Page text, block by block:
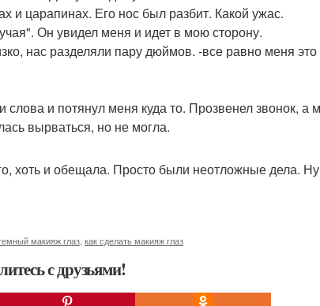
и царапинах. Его нос был разбит. Какой ужас.
Он увидел меня и идет в мою сторону.
нас разделяли пару дюймов. -все равно меня это
слова и потянул меня куда то. Прозвенел звонок,
вырваться, но не могла.
хоть и обещала. Просто были неотложные дела.
макияж глаз как сделать макияж глаз
с друзьями!